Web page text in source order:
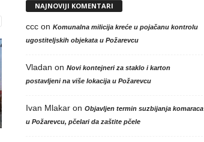
NAJNOVIJI KOMENTARI
cccon Komunalna milicija kreće u pojačanu kontrolu
ugostiteljskih objekata u Požarevcu
Vladan on Novi kontejneri za staklo i karton
postavljeni na više lokacija u Požarevcu
Ivan Mlakaron Objavljen termin suzbijanja komaraca
u Požarevcu, pčelari da zaštite pčele